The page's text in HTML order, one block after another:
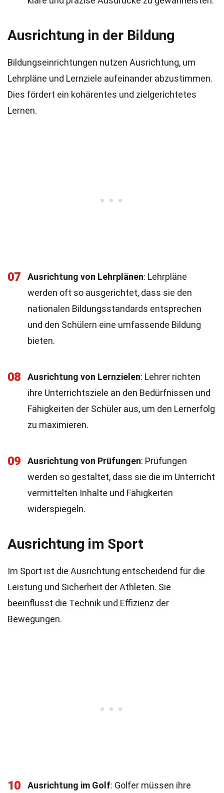
Ausrichtung in der Bildung
Bildungseinrichtungen nutzen Ausrichtung, um
Lehrpläne und Lernziele aufeinander abzustimmen.
Dies fördert ein kohärentes und zielgerichtetes
Lernen.
07 Ausrichtung von Lehrplänen: Lehrpläne
werden oft so ausgerichtet, dass sie den
nationalen Bildungsstandards entsprechen
und den Schülern eine umfassende Bildung
bieten.
08 Ausrichtung von Lernzielen: Lehrer richten
ihre Unterrichtsziele an den Bedürfnissen und
Fähigkeiten der Schüler aus, um den Lernerfolg
zu maximieren.
09 Ausrichtung von Prüfungen: Prüfungen
werden so gestaltet, dass sie die im Unterricht
vermittelten Inhalte und Fähigkeiten
widerspiegeln.
Ausrichtung im Sport
Im Sport ist die Ausrichtung entscheidend für die
Leistung und Sicherheit der Athleten. Sie
beeinflusst die Technik und Effizienz der
Bewegungen.
10 Ausrichtung im Golf: Golfer müssen ihre